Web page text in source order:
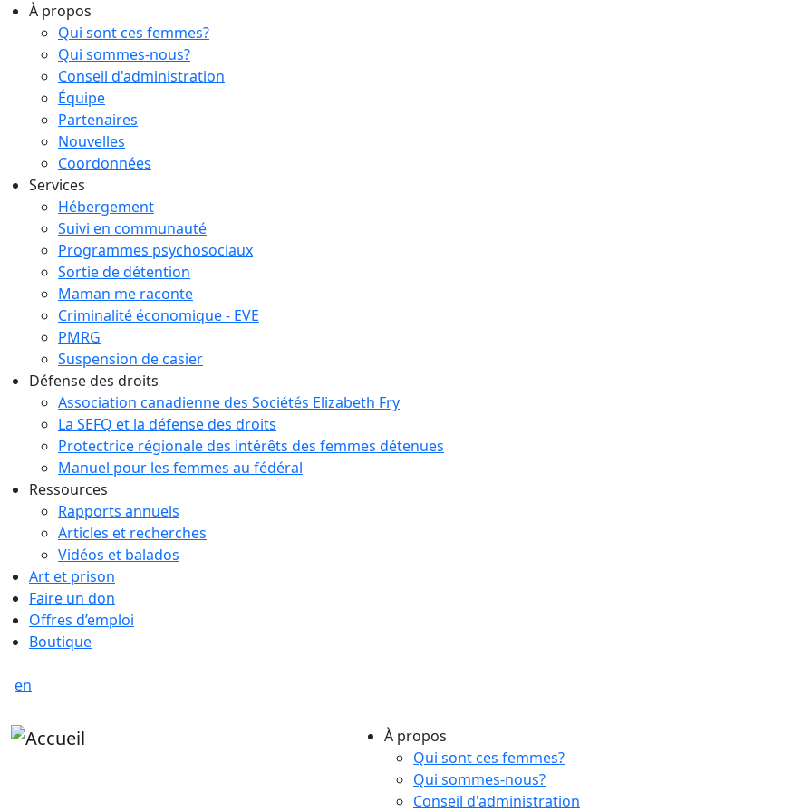
À propos
Qui sont ces femmes?
Qui sommes-nous?
Conseil d'administration
Équipe
Partenaires
Nouvelles
Coordonnées
Services
Hébergement
Suivi en communauté
Programmes psychosociaux
Sortie de détention
Maman me raconte
Criminalité économique - EVE
PMRG
Suspension de casier
Défense des droits
Association canadienne des Sociétés Elizabeth Fry
La SEFQ et la défense des droits
Protectrice régionale des intérêts des femmes détenues
Manuel pour les femmes au fédéral
Ressources
Rapports annuels
Articles et recherches
Vidéos et balados
Art et prison
Faire un don
Offres d’emploi
Boutique
en
À propos
Qui sont ces femmes?
Qui sommes-nous?
Conseil d'administration